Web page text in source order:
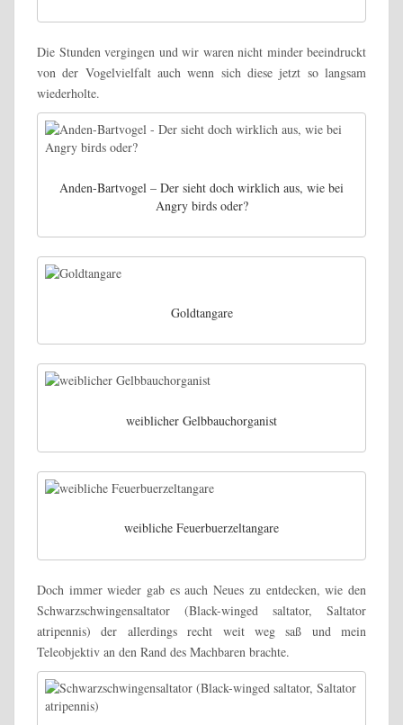
Die Stunden vergingen und wir waren nicht minder beeindruckt
von der Vogelvielfalt auch wenn sich diese jetzt so langsam
wiederholte.
Anden-Bartvogel – Der sieht doch wirklich aus, wie bei
Angry birds oder?
Goldtangare
weiblicher Gelbbauchorganist
weibliche Feuerbuerzeltangare
Doch immer wieder gab es auch Neues zu entdecken, wie den
Schwarzschwingensaltator (Black-winged saltator, Saltator
atripennis) der allerdings recht weit weg saß und mein
Teleobjektiv an den Rand des Machbaren brachte.